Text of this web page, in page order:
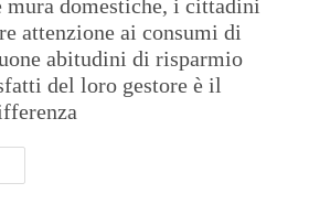
mura domestiche, i cittadini
attenzione ai consumi di
abitudini di risparmio
del loro gestore è il